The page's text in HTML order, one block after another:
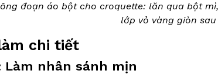
đoạn áo bột cho croquette: lăn qua bột
lớp vỏ vàng giòn
chi tiết
Làm nhân sánh mịn